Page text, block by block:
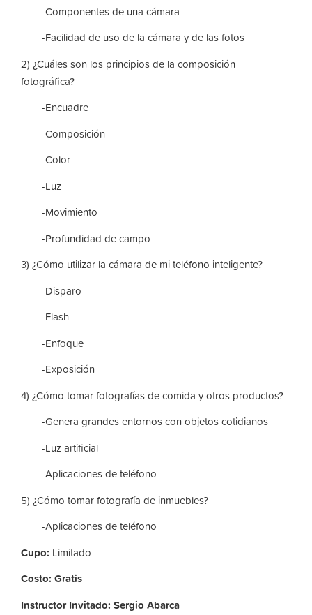
-Componentes de una cámara
-Facilidad de uso de la cámara y de las fotos
2) ¿Cuáles son los principios de la composición
fotográfica?
-Encuadre
-Composición
-Color
-Luz
-Movimiento
-Profundidad de campo
3) ¿Cómo utilizar la cámara de mi teléfono inteligente?
-Disparo
-Flash
-Enfoque
-Exposición
4) ¿Cómo tomar fotografías de comida y otros productos?
-Genera grandes entornos con objetos cotidianos
-Luz artificial
-Aplicaciones de teléfono
5) ¿Cómo tomar fotografía de inmuebles?
-Aplicaciones de teléfono
Cupo: Limitado
Costo: Gratis
Instructor Invitado: Sergio Abarca